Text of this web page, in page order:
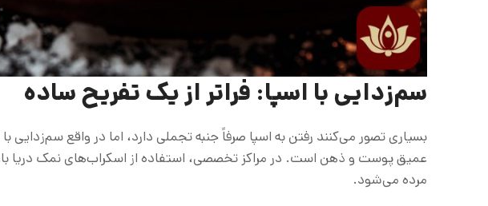
سم‌زدایی با اسپا: فراتر از یک تفریح ساده
بسیاری تصور می‌کنند رفتن به اسپا صرفاً جنبه تجملی دارد، اما در واقع سم‌زدایی
مرده می‌شود.